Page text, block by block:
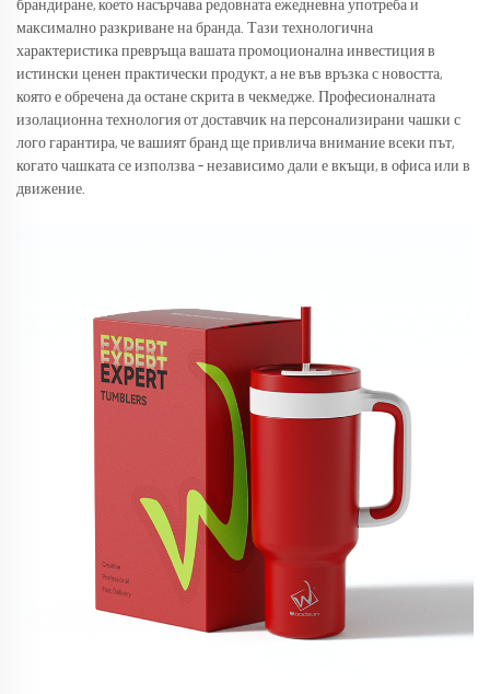
брандиране, което насърчава редовната ежедневна употреба и
максимално разкриване на бранда. Тази технологична
характеристика превръща вашата промоционална инвестиция в
истински ценен практически продукт, а не във връзка с новостта,
която е обречена да остане скрита в чекмедже. Професионалната
изолационна технология от доставчик на персонализирани чашки с
лого гарантира, че вашият бранд ще привлича внимание всеки път,
когато чашката се използва – независимо дали е вкъщи, в офиса или в
движение.